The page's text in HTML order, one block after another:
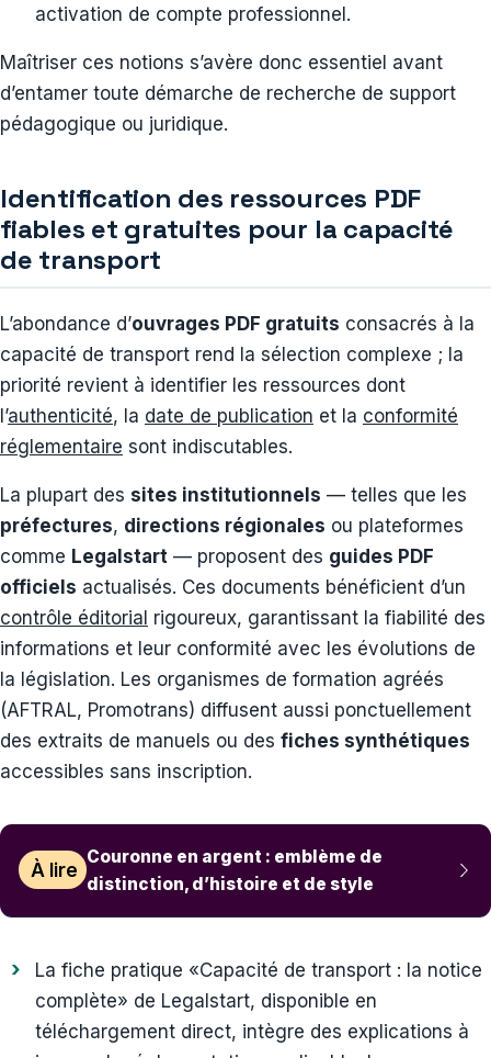
activation de compte professionnel.
Maîtriser ces notions s’avère donc essentiel avant
d’entamer toute démarche de recherche de support
pédagogique ou juridique.
Identification des ressources PDF
fiables et gratuites pour la capacité
de transport
L’abondance d’ouvrages PDF gratuits consacrés à la
capacité de transport rend la sélection complexe ; la
priorité revient à identifier les ressources dont
l’authenticité, la date de publication et la conformité
réglementaire sont indiscutables.
La plupart des sites institutionnels — telles que les
préfectures, directions régionales ou plateformes
comme Legalstart — proposent des guides PDF
officiels actualisés. Ces documents bénéficient d’un
contrôle éditorial rigoureux, garantissant la fiabilité des
informations et leur conformité avec les évolutions de
la législation. Les organismes de formation agréés
(AFTRAL, Promotrans) diffusent aussi ponctuellement
des extraits de manuels ou des fiches synthétiques
accessibles sans inscription.
À lire
Couronne en argent : emblème de
distinction, d’histoire et de style
La fiche pratique «Capacité de transport : la notice
complète» de Legalstart, disponible en
téléchargement direct, intègre des explications à